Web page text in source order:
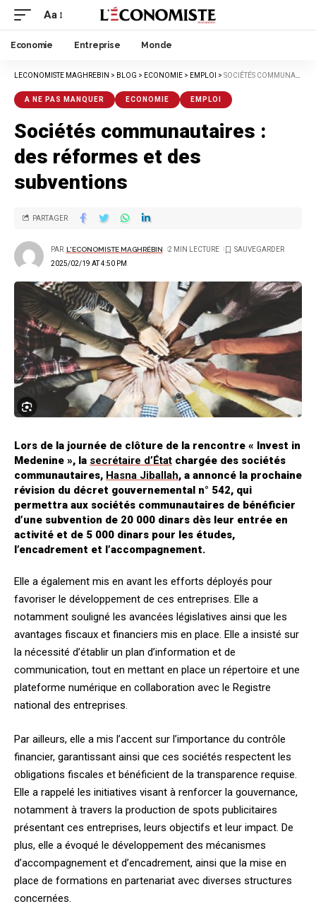
Aa
Economie Entreprise Monde
LECONOMISTE MAGHREBIN > BLOG > ECONOMIE > EMPLOI > SOCIÉTÉS COMMUNAUTAIRES : DES RÉFORMES ET DES SUBVENTIONS
A NE PAS MANQUER ECONOMIE EMPLOI
Sociétés communautaires :
des réformes et des
subventions
2025/02/19 AT 4:50 PM
PAR L'ECONOMISTE MAGHRÉBIN 2 MIN LECTURE
PARTAGER
Lors de la journée de clôture de la rencontre « Invest in
Medenine », la secrétaire d’État chargée des sociétés
communautaires, Hasna Jiballah, a annoncé la prochaine
révision du décret gouvernemental n° 542, qui
permettra aux sociétés communautaires de bénéficier
d’une subvention de 20 000 dinars dès leur entrée en
activité et de 5 000 dinars pour les études,
l’encadrement et l’accompagnement.
Elle a également mis en avant les efforts déployés pour
favoriser le développement de ces entreprises. Elle a
notamment souligné les avancées législatives ainsi que les
avantages fiscaux et financiers mis en place. Elle a insisté sur
la nécessité d’établir un plan d’information et de
communication, tout en mettant en place un répertoire et une
plateforme numérique en collaboration avec le Registre
national des entreprises.
Par ailleurs, elle a mis l’accent sur l’importance du contrôle
financier, garantissant ainsi que ces sociétés respectent les
obligations fiscales et bénéficient de la transparence requise.
Elle a rappelé les initiatives visant à renforcer la gouvernance,
notamment à travers la production de spots publicitaires
présentant ces entreprises, leurs objectifs et leur impact. De
plus, elle a évoqué le développement des mécanismes
d’accompagnement et d’encadrement, ainsi que la mise en
place de formations en partenariat avec diverses structures
concernées.